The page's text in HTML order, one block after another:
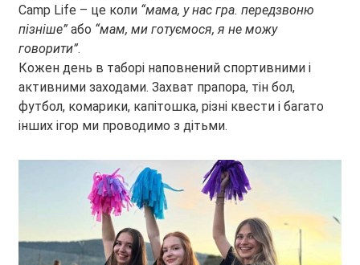
Camp Life – це коли “мама, у нас гра. передзвоню
пізніше” або “мам, ми готуємося, я не можу
говорити”.
Кожен день в таборі наповнений спортивними і
активними заходами. Захват прапора, тін бол,
футбол, комарики, капітошка, різні квести і багато
інших ігор ми проводимо з дітьми.